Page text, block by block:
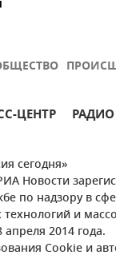
ЦЕНТР РАДИО
сегодня»
Новости
по надзору в
и
2014 года.
Cookie и